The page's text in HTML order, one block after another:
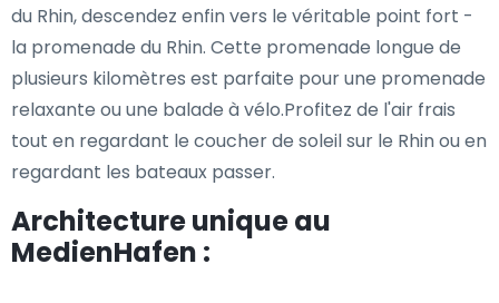
du Rhin, descendez enfin vers le véritable point fort -
la promenade du Rhin. Cette promenade longue de
plusieurs kilomètres est parfaite pour une promenade
relaxante ou une balade à vélo.Profitez de l'air frais
tout en regardant le coucher de soleil sur le Rhin ou en
regardant les bateaux passer.
Architecture unique au
MedienHafen :